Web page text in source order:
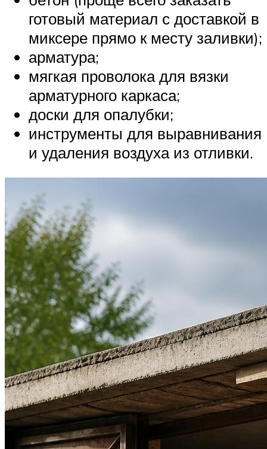
готовый материал с доставкой в
миксере прямо к месту заливки);
арматура;
мягкая проволока для вязки
арматурного каркаса;
доски для опалубки;
инструменты для выравнивания
и удаления воздуха из отливки.